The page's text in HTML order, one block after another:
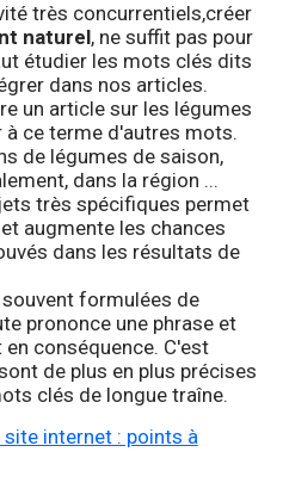
très concurrentiels,créer
naturel, ne suffit pas pour
étudier les mots clés dits
dans nos articles.
un article sur les légumes
à ce terme d'autres mots.
de légumes de saison,
dans la région ...
très spécifiques permet
augmente les chances
dans les résultats de
formulées de
prononce une phrase et
conséquence. C'est
de plus en plus précises
clés de longue traîne.
internet : points à